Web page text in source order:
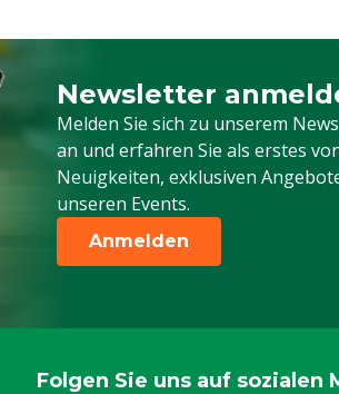
Newsletter
Melden Sie sich zu unserem
an und erfahren Sie als erstes
Neuigkeiten, exklusiven
unseren Events.
Melden Sie sich für
Anmelden
Folgen Sie uns auf sozialen